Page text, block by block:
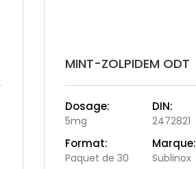
MINT-ZOLPIDEM ODT
Dosage:
5mg
DIN:
2472821
Format:
Paquet de 30
Marque:
Sublinox